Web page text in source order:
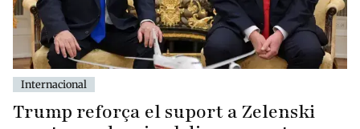
Internacional
Trump reforça el suport a Zelenski